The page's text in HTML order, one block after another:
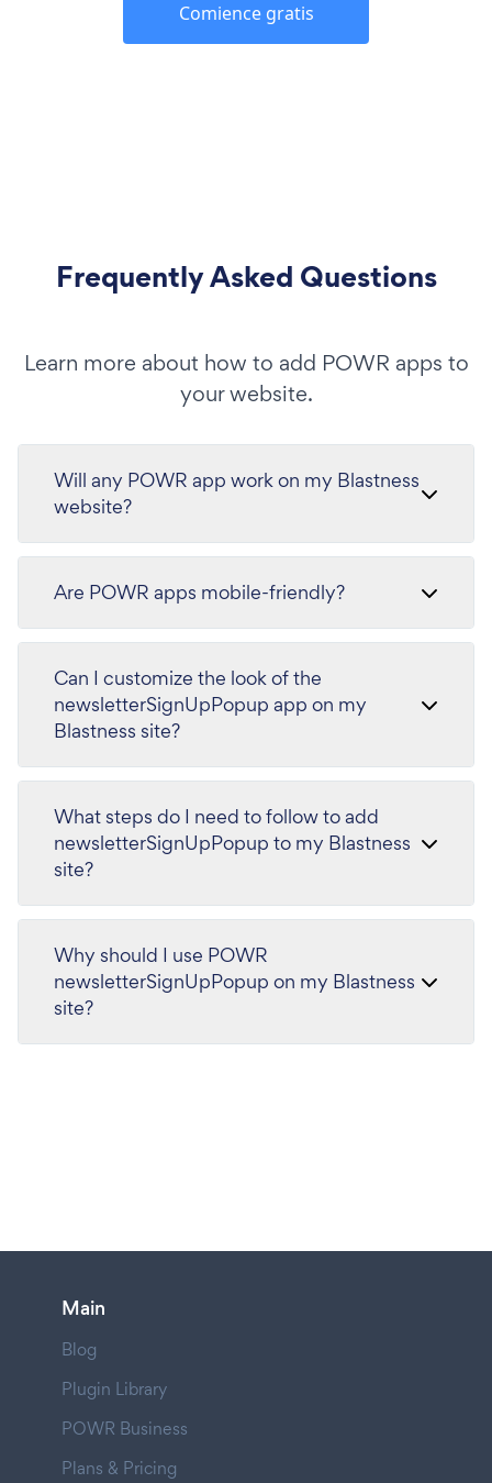
Comience gratis
Frequently Asked Questions
Learn more about how to add POWR apps to
your website.
Will any POWR app work on my Blastness
website?
Are POWR apps mobile-friendly?
Can I customize the look of the
newsletterSignUpPopup app on my
Blastness site?
What steps do I need to follow to add
newsletterSignUpPopup to my Blastness
site?
Why should I use POWR
newsletterSignUpPopup on my Blastness
site?
Main
Blog
Plugin Library
POWR Business
Plans & Pricing